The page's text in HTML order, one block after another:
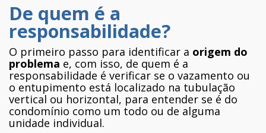
De quem é a
responsabilidade?
O primeiro passo para identificar a origem do
problema e, com isso, de quem é a
responsabilidade é verificar se o vazamento ou
o entupimento está localizado na tubulação
vertical ou horizontal, para entender se é do
condomínio como um todo ou de alguma
unidade individual.